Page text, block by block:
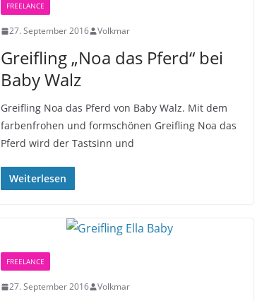
FREELANCE
27. September 2016 Volkmar
Greifling „Noa das Pferd“ bei
Baby Walz
Greifling Noa das Pferd von Baby Walz. Mit dem
farbenfrohen und formschönen Greifling Noa das
Pferd wird der Tastsinn und
Weiterlesen
FREELANCE
27. September 2016 Volkmar